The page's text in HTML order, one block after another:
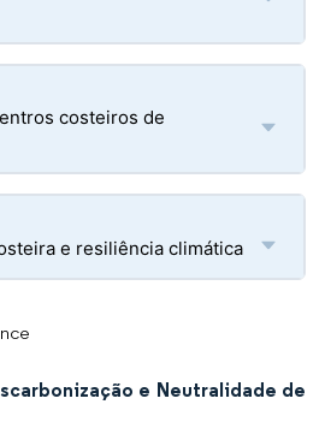
costeiros de
e resiliência climática
e Neutralidade de